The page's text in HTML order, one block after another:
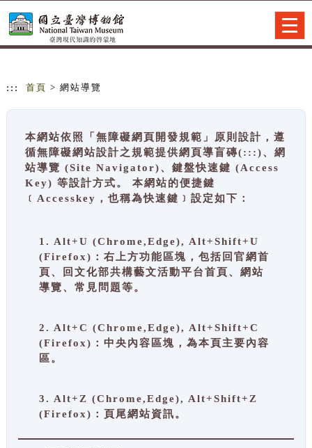
::: 首頁 > 網站導覽
本網站依照「無障礙網頁開發規範」原則設計，遵
循無障礙網站設計之規範提供網頁導盲磚(:::)、網
站導覽 (Site Navigator)、鍵盤快速鍵 (Access
Key) 等設計方式。 本網站的便捷鍵
﹝Accesskey，也稱為快速鍵﹞設定如下：
1. Alt+U (Chrome,Edge), Alt+Shift+U
(Firefox)：右上方功能區塊，包括回官網首
頁、回文化部共構藝文活動平台首頁、網站
導覽、常見問題等。
2. Alt+C (Chrome,Edge), Alt+Shift+C
(Firefox)：中央內容區塊，為本頁主要內容
區。
3. Alt+Z (Chrome,Edge), Alt+Shift+Z
(Firefox)：頁尾網站資訊。